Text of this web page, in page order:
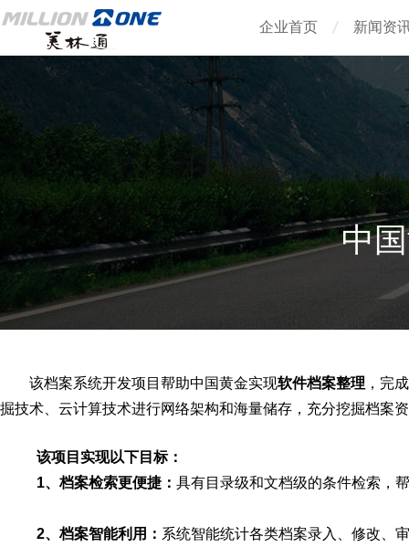
企业首页 新闻资
中
该档案系统开发项目帮助中国黄金实现软件档案整理 ，完
掘技术、云计算技术进行网络架构和海量储存，充分挖掘档案
该项目实现以下目标：
1、档案检索更便捷： 具有目录级和文档级的条件检索，
2、档案智能利用： 系统智能统计各类档案录入、修改、